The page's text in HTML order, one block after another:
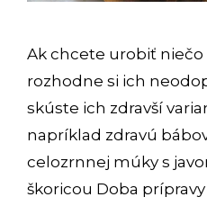
Ak chcete urobiť niečo
rozhodne si ich
skúste ich zdravší
napríklad zdravú
celozrnnej múky s
škoricou Doba